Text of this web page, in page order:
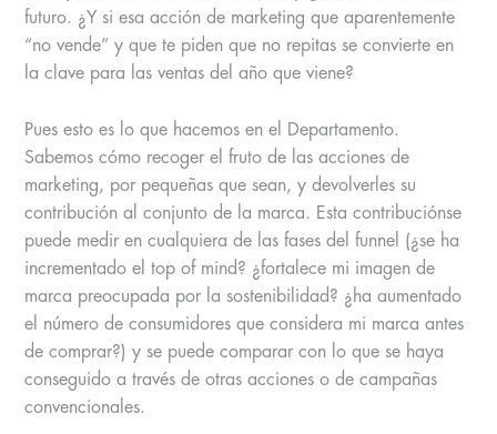
futuro. ¿Y si esa acción de marketing que aparentemente
“no vende” y que te piden que no repitas se convierte en
la clave para las ventas del año que viene?
Pues esto es lo que hacemos en el Departamento.
Sabemos cómo recoger el fruto de las acciones de
marketing, por pequeñas que sean, y devolverles su
contribución al conjunto de la marca. Esta contribuciónse
puede medir en cualquiera de las fases del funnel (¿se ha
incrementado el top of mind? ¿fortalece mi imagen de
marca preocupada por la sostenibilidad? ¿ha aumentado
el número de consumidores que considera mi marca antes
de comprar?) y se puede comparar con lo que se haya
conseguido a través de otras acciones o de campañas
convencionales.